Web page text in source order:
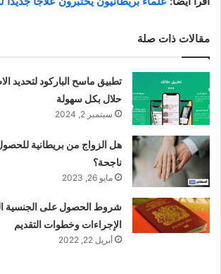
مقالات ذات صلة
تطبيق ماسح الباركود لتحديد
حلال بكل سهولة
سبتمبر 2, 2024
هل الزواج من بريطانية
ناجحة؟
مايو 26, 2023
شروط الحصول على الجنسية
الإجراءات وخطوات التقديم
أبريل 22, 2022